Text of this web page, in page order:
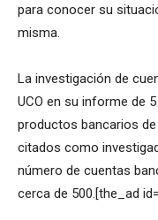
para conocer su
misma.
La investigación de
UCO en su informe de
productos bancarios
citados como
número de cuentas
cerca de 500.[the_ad